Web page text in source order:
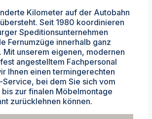
Kilometer auf der Autobahn
Seit 1980 koordinieren
Speditionsunternehmen
Fernumzüge innerhalb ganz
Mit unserem eigenen, modernen
angestelltem Fachpersonal
Ihnen einen termingerechten
bei dem Sie sich vom
zur finalen Möbelmontage
zurücklehnen können.